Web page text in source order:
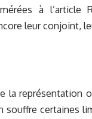
à l’article
leur conjoint,
la représentation
souffre certaines